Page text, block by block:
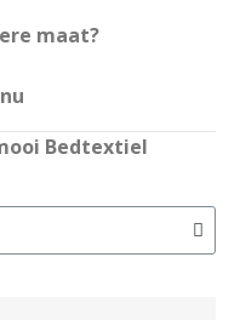
maat?
Bedtextiel